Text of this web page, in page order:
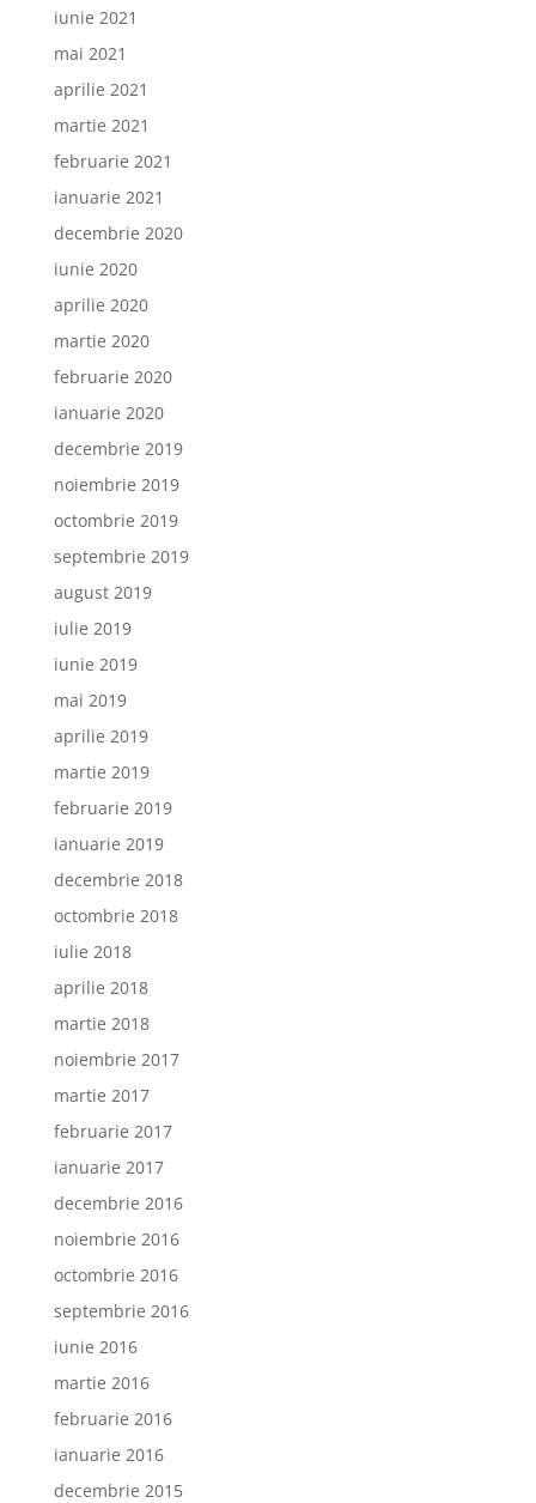
iunie 2021
mai 2021
aprilie 2021
martie 2021
februarie 2021
ianuarie 2021
decembrie 2020
iunie 2020
aprilie 2020
martie 2020
februarie 2020
ianuarie 2020
decembrie 2019
noiembrie 2019
octombrie 2019
septembrie 2019
august 2019
iulie 2019
iunie 2019
mai 2019
aprilie 2019
martie 2019
februarie 2019
ianuarie 2019
decembrie 2018
octombrie 2018
iulie 2018
aprilie 2018
martie 2018
noiembrie 2017
martie 2017
februarie 2017
ianuarie 2017
decembrie 2016
noiembrie 2016
octombrie 2016
septembrie 2016
iunie 2016
martie 2016
februarie 2016
ianuarie 2016
decembrie 2015